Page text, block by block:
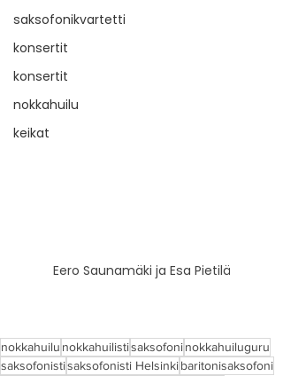
saksofonikvartetti
konsertit
konsertit
nokkahuilu
keikat
Eero Saunamäki ja Esa Pietilä
nokkahuilu nokkahuilistisaksofoninokkahuiluguru
saksofonistisaksofonisti Helsinkibaritonisaksofoni